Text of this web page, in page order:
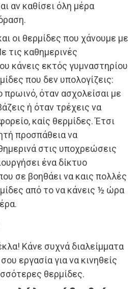
αν καθίσει όλη μέρα
οι θερμίδες που χάνουμε με
τις καθημερινές
κάνεις εκτός γυμναστηρίου
που δεν υπολογίζεις:
πρωινό, όταν ασχολείσαι με
ή όταν τρέχεις να
καίς θερμίδες. Έτσι
προσπάθεια να
στις υποχρεώσεις
ένα δίκτυο
σε βοηθάει να καις πολλές
από το να κάνεις ½ ώρα
Κάνε συχνά διαλείμματα
εργασία για να κινηθείς
θερμίδες.